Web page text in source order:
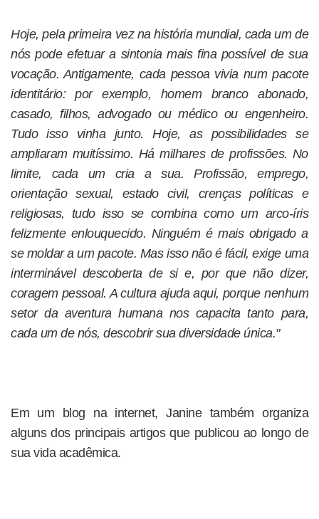
Hoje, pela primeira vez na história mundial, cada um de
nós pode efetuar a sintonia mais fina possível de sua
vocação. Antigamente, cada pessoa vivia num pacote
identitário: por exemplo, homem branco abonado,
casado, filhos, advogado ou médico ou engenheiro.
Tudo isso vinha junto. Hoje, as possibilidades se
ampliaram muitíssimo. Há milhares de profissões. No
limite, cada um cria a sua. Profissão, emprego,
orientação sexual, estado civil, crenças políticas e
religiosas, tudo isso se combina como um arco-íris
felizmente enlouquecido. Ninguém é mais obrigado a
se moldar a um pacote. Mas isso não é fácil, exige uma
interminável descoberta de si e, por que não dizer,
coragem pessoal. A cultura ajuda aqui, porque nenhum
setor da aventura humana nos capacita tanto para,
cada um de nós, descobrir sua diversidade única."
Em um blog na internet, Janine também organiza
alguns dos principais artigos que publicou ao longo de
sua vida acadêmica.